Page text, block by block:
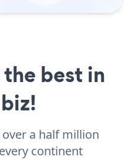
best in
over a half million
continent